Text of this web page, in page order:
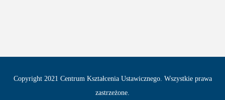
Copyright 2021 Centrum Kształcenia Ustawicznego. Wszystkie prawa
zastrzeżone.